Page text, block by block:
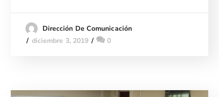
Dirección De Comunicación
diciembre 3, 2019
0